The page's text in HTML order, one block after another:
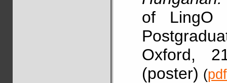
of LingO
Oxford,
(poster) (pdf